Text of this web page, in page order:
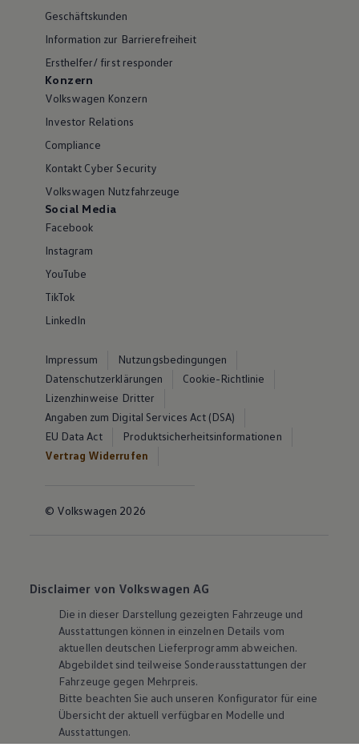
Geschäftskunden
Information zur Barrierefreiheit
Ersthelfer/ first responder
Konzern
Volkswagen Konzern
Investor Relations
Compliance
Kontakt Cyber Security
Volkswagen Nutzfahrzeuge
Social Media
Facebook
Instagram
YouTube
TikTok
LinkedIn
Impressum
Nutzungsbedingungen
Datenschutzerklärungen
Cookie-Richtlinie
Lizenzhinweise Dritter
Angaben zum Digital Services Act (DSA)
EU Data Act
Produktsicherheitsinformationen
Vertrag Widerrufen
© Volkswagen 2026
Disclaimer von Volkswagen AG
Die in dieser Darstellung gezeigten Fahrzeuge und
Ausstattungen können in einzelnen Details vom
aktuellen deutschen Lieferprogramm abweichen.
Abgebildet sind teilweise Sonderausstattungen der
Fahrzeuge gegen Mehrpreis.
Bitte beachten Sie auch unseren Konfigurator für eine
Übersicht der aktuell verfügbaren Modelle und
Ausstattungen.